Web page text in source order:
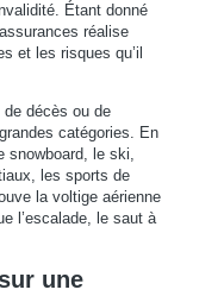
Étant donné
réalise
et les risques qu’il
décès ou de
catégories. En
snowboard, le ski,
les sports de
la voltige aérienne
l’escalade, le saut à
une